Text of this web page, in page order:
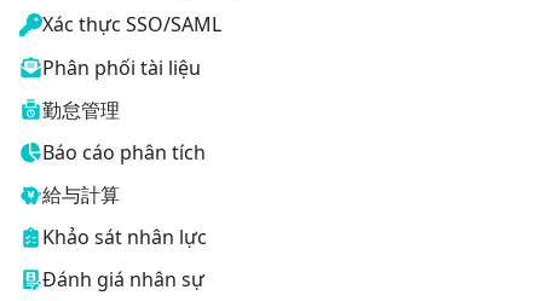
Xác thực SSO/SAML
Phân phối tài liệu
勤怠管理
Báo cáo phân tích
給与計算
Khảo sát nhân lực
Đánh giá nhân sự